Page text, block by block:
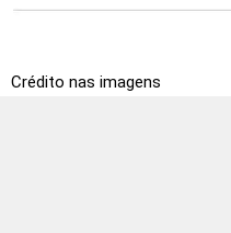
Crédito nas imagens